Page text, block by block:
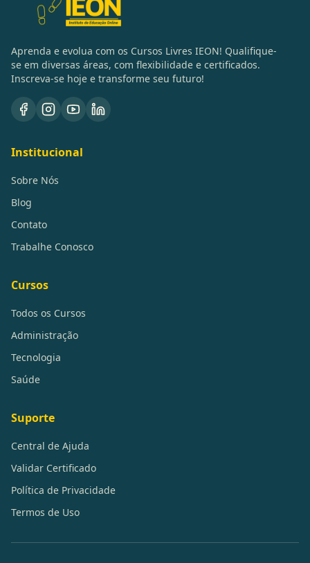
Aprenda e evolua com os Cursos Livres IEON! Qualifique-
se em diversas áreas, com flexibilidade e certificados.
Inscreva-se hoje e transforme seu futuro!
Institucional
Sobre Nós
Blog
Contato
Trabalhe Conosco
Cursos
Todos os Cursos
Administração
Tecnologia
Saúde
Suporte
Central de Ajuda
Validar Certificado
Política de Privacidade
Termos de Uso